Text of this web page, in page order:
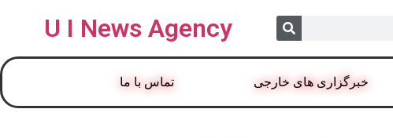
U I News Agency
خبرگزاری های خارجی تماس با ما